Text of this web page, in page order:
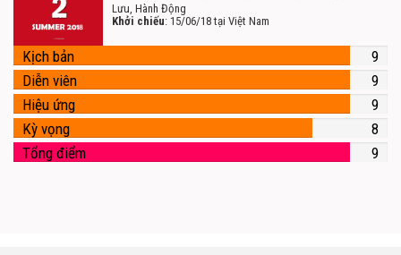
Lưu, Hành Động
Khởi chiếu: 15/06/18 tại Việt Nam
Kịch bản
9
Diễn viên
9
Hiệu ứng
9
Kỳ vọng
8
Tổng điểm
9